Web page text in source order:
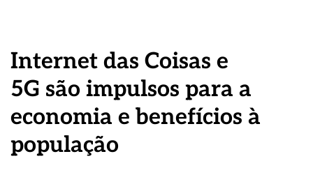
Internet das Coisas e
5G são impulsos para a
economia e benefícios à
população